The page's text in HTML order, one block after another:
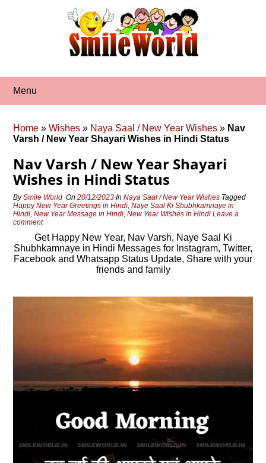
Menu
Home »Wishes » Naya Saal / New Year Wishes » Nav
Varsh / New Year Shayari Wishes in Hindi Status
Nav Varsh / New Year Shayari
Wishes in Hindi Status
BySmile World On20/12/2023 InNaya Saal / New Year Wishes Tagged
Happy New Year Greetings in Hindi,Naye Saal Ki Shubhkamnaye in
Hindi,New Year Message in Hindi,New Year Wishes in Hindi Leave a
comment
Get Happy New Year, Nav Varsh, Naye Saal Ki
Shubhkamnaye in Hindi Messages for Instagram, Twitter,
Facebook and Whatsapp Status Update, Share with your
friends and family